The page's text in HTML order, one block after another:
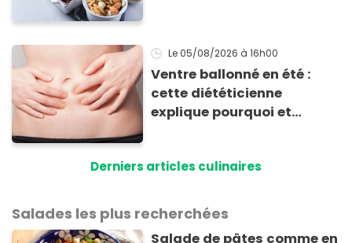
Le 05/08/2026 à 16h00
Ventre ballonné en été :
cette diététicienne
explique pourquoi et
Derniers articles culinaires
Salades les plus recherchées
Salade de pâtes comme en